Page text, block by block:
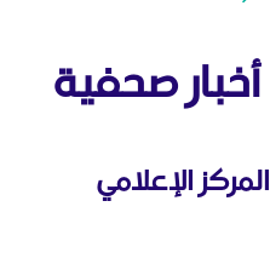
أخبار صحفية
المركز الإعلامي